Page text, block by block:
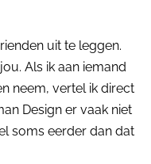
uit te leggen.
Als ik aan iemand
neem, vertel ik direct
Design er vaak niet
soms eerder dan dat